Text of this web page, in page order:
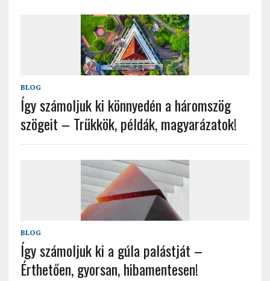
BLOG
Így számoljuk ki könnyedén a háromszög
szögeit – Trükkök, példák, magyarázatok!
BLOG
Így számoljuk ki a gúla palástját –
Érthetően, gyorsan, hibamentesen!